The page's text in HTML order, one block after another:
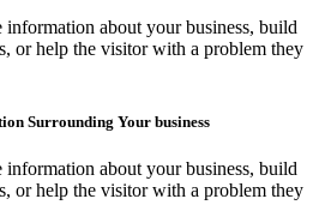
about your business, build
or help the visitor with a problem they
Surrounding Your business
about your business, build
or help the visitor with a problem they